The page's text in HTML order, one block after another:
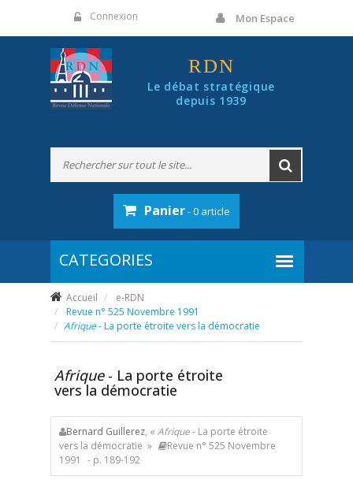
Connexion Mon Espace
RDN
Le débat stratégique
depuis 1939
Panier- 0 article
Accueil
e-RDN
Revue n° 525 Novembre 1991
Afrique- La porte étroite vers la démocratie
Afrique - La porte étroite
vers la démocratie
Bernard Guillerez, « Afrique- La porte étroite
vers la démocratie »
Revue n° 525 Novembre
1991
- p. 189-192